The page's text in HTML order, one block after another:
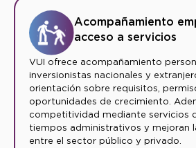
Acompañamiento
acceso a servicios
VUI ofrece acompañamiento
inversionistas nacionales y
orientación sobre requisitos,
oportunidades de crecimiento.
competitividad mediante servicios
tiempos administrativos y mejoran
entre el sector público y privado.